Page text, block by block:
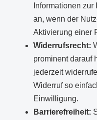
Informationen
an, wenn der
Aktivierung einer
Widerrufsrecht:
prominent darauf
jederzeit
Widerruf so
Einwilligung.
Barrierefreiheit: